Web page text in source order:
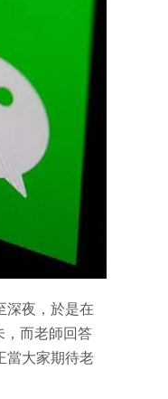
深夜，於是在
，而老師回答
當大家期待老